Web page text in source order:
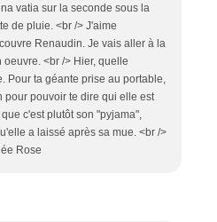
vatia sur la seconde sous la
de pluie. <br /> J'aime
Renaudin. Je vais aller à la
<br /> Hier, quelle
Pour ta géante prise au portable,
pour pouvoir te dire qui elle est
c'est plutôt son "pyjama",
a laissé après sa mue. <br />
Rose